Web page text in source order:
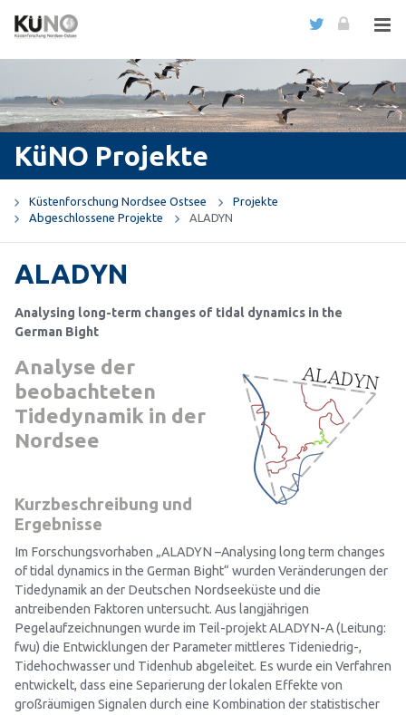
KüNO Projekte
Küstenforschung Nordsee Ostsee
Projekte
Abgeschlossene Projekte
ALADYN
ALADYN
Analysing long-term changes of tidal dynamics in the
German Bight
Analyse der
beobachteten
Tidedynamik in der
Nordsee
Kurzbeschreibung und
Ergebnisse
Im Forschungsvorhaben „ALADYN –Analysing long term changes
of tidal dynamics in the German Bight“ wurden Veränderungen der
Tidedynamik an der Deutschen Nordseeküste und die
antreibenden Faktoren untersucht. Aus langjährigen
Pegelaufzeichnungen wurde im Teil-projekt ALADYN-A (Leitung:
fwu) die Entwicklungen der Parameter mittleres Tideniedrig-,
Tidehochwasser und Tidenhub abgeleitet. Es wurde ein Verfahren
entwickelt, dass eine Separierung der lokalen Effekte von
großräumigen Signalen durch eine Kombination der statistischer